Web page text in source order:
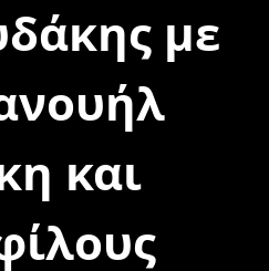
με
και